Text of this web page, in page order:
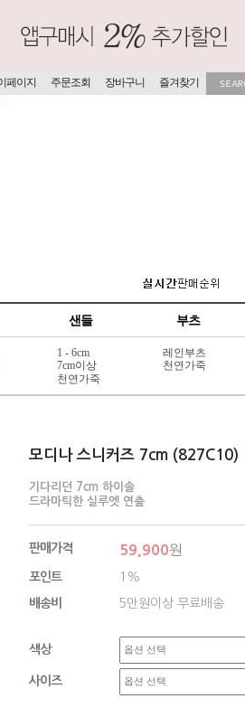
페이지 주문조회 장바구니 즐겨찾기
샌들 부츠
1 - 6cm
7cm이상
천연가죽
레인부츠
천연가죽
모디나 스니커즈 7cm (827C10)
기다리던 7cm 하이솔
드라마틱한 실루엣 연출
판매가격 59,900원
포인트 1%
배송비 5만원이상 무료배송
색상
사이즈